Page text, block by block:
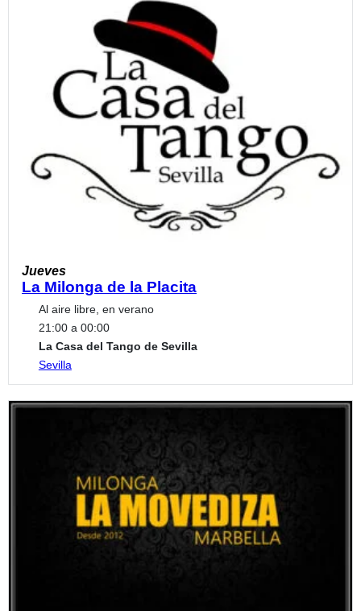
Jueves
La Milonga de la Placita
Al aire libre, en verano
21:00 a 00:00
La Casa del Tango de Sevilla
Sevilla